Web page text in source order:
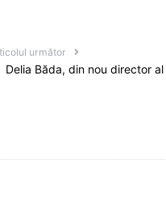
următor
Delia Băda, din nou director